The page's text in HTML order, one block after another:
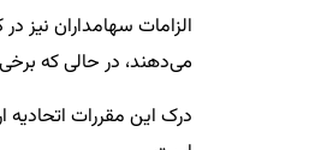
الزامات سهامداران
می‌دهند، در حالی که
درک این مقررات